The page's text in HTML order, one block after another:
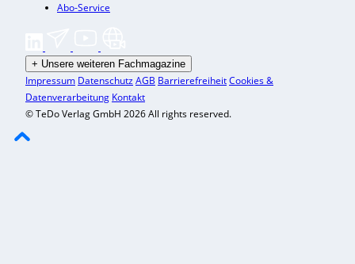
Abo-Service
+ Unsere weiteren Fachmagazine
Impressum DatenschutzAGB BarrierefreiheitCookies &
Datenverarbeitung Kontakt
© TeDo Verlag GmbH 2026 All rights reserved.